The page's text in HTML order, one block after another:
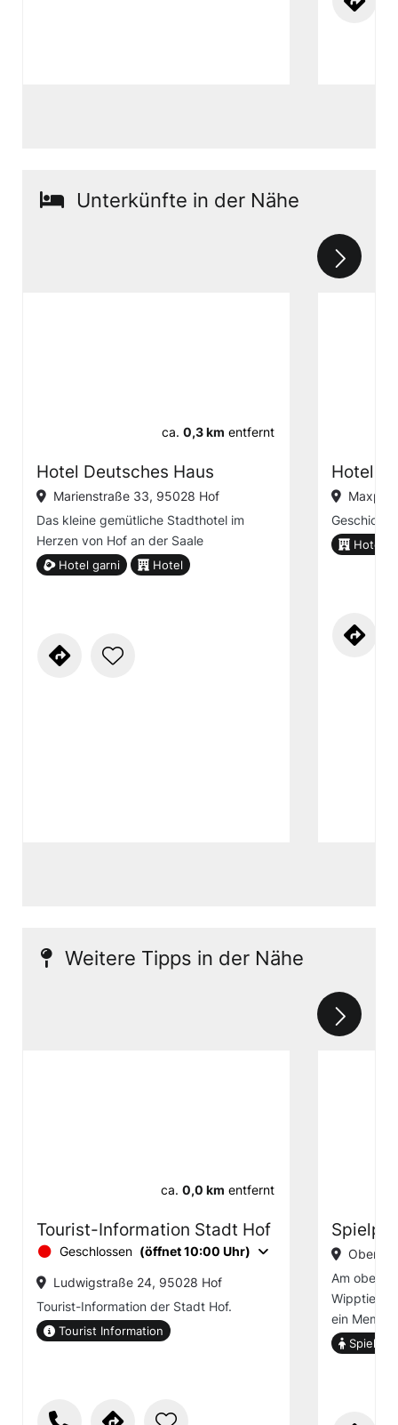
Unterkünfte in der Nähe
ca. 0,3 km entfernt
Hotel Deutsches Haus
Marienstraße 33, 95028 Hof
Das kleine gemütliche Stadthotel im
Herzen von Hof an der Saale
Hotel garni Hotel
Hotel
Hotel
Weitere Tipps in der Nähe
ca. 0,0 km entfernt
Tourist-Information Stadt Hof
Geschlossen (öffnet 10:00 Uhr)
Ludwigstraße 24, 95028 Hof
Tourist-Information der Stadt Hof.
Tourist Information
Oberes
Am
Wipptiere,
ein